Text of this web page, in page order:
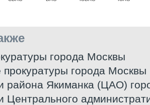
города Москвы
города Москвы
района Якиманка (ЦАО)
Центрального